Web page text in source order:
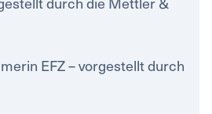
EFZ – vorgestellt durch